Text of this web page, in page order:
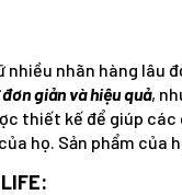
nhiều nhãn hàng lâu
giản và hiệu quả,
thiết kế để giúp
họ. Sản phẩm của